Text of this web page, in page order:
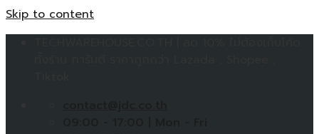
Skip to content